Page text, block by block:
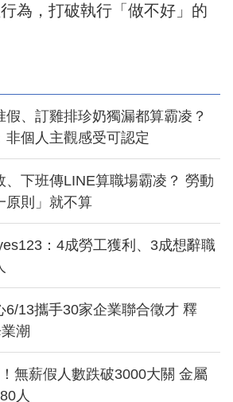
為，打破執行「做不好」的
假、訂雞排珍奶獨漏都算霸凌？
非個人主觀感受可認定
、下班傳LINE算職場霸凌？ 勞動
原則」就不算
：4成勞工獲利、3成想辭職
6/13攜手30家企業聯合徵才 釋
潮
無薪假人數跌破3000大關 金屬
人